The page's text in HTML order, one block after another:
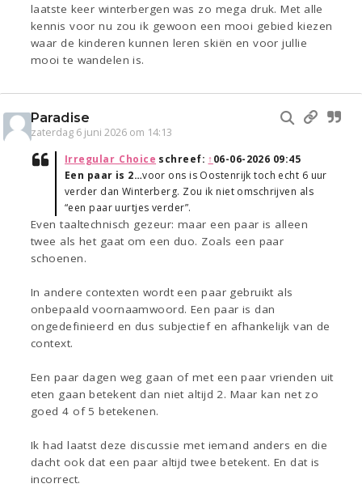
laatste keer winterbergen was zo mega druk. Met alle
kennis voor nu zou ik gewoon een mooi gebied kiezen
waar de kinderen kunnen leren skiën en voor jullie
mooi te wandelen is.
Paradise
zaterdag 6 juni 2026 om 14:13
Irregular_Choice schreef: ↑06-06-2026 09:45
Een paar is 2…voor ons is Oostenrijk toch echt 6 uur
verder dan Winterberg. Zou ik niet omschrijven als
“een paar uurtjes verder”.
Even taaltechnisch gezeur: maar een paar is alleen
twee als het gaat om een duo. Zoals een paar
schoenen.
In andere contexten wordt een paar gebruikt als
onbepaald voornaamwoord. Een paar is dan
ongedefinieerd en dus subjectief en afhankelijk van de
context.
Een paar dagen weg gaan of met een paar vrienden uit
eten gaan betekent dan niet altijd 2. Maar kan net zo
goed 4 of 5 betekenen.
Ik had laatst deze discussie met iemand anders en die
dacht ook dat een paar altijd twee betekent. En dat is
incorrect.